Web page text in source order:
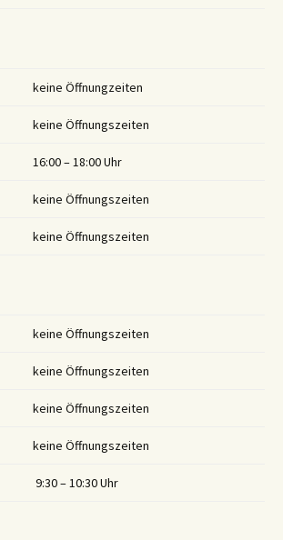
keine Öffnungzeiten
keine Öffnungszeiten
16:00 – 18:00 Uhr
keine Öffnungszeiten
keine Öffnungszeiten
keine Öffnungszeiten
keine Öffnungszeiten
keine Öffnungszeiten
keine Öffnungszeiten
9:30 – 10:30 Uhr